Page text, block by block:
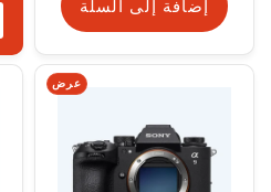
إضافة إلى السلة
عرض